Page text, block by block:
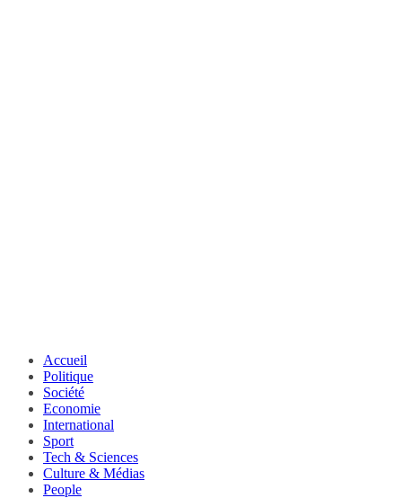
Accueil
Politique
Société
Economie
International
Sport
Tech & Sciences
Culture & Médias
People